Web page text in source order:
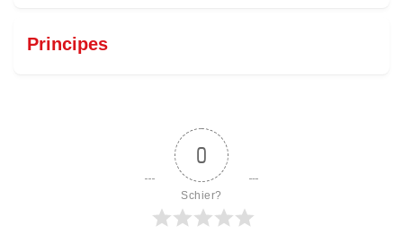
Principes
0
Schier?